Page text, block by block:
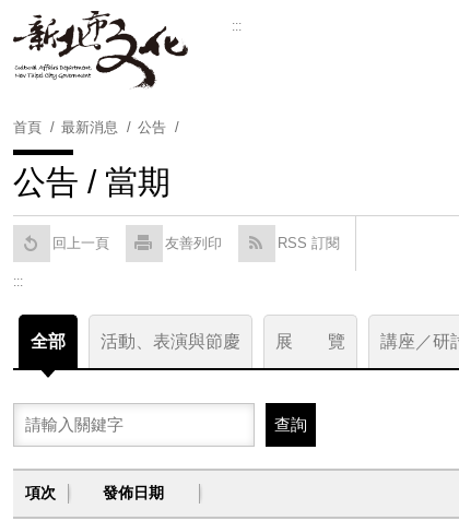
:::
首頁 最新消息 公告
公告 / 當期
回上一頁 友善列印 RSS 訂閱
:::
全部 活動、表演與節慶 展 覽 講座／研
項次 發佈日期